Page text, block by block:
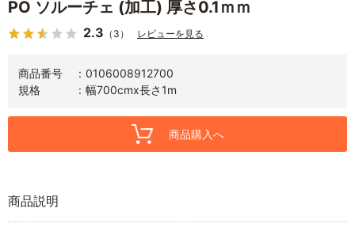
PO ソルーチェ (加工) 厚さ0.1ｍｍ
2.3 （3） レビューを見る
商品番号
0106008912700
規格
幅700cmx長さ1m
商品購入へ
商品説明